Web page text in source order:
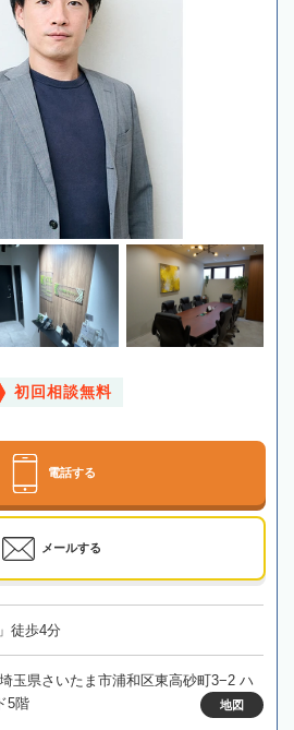
初回相談無料
電話する
メールする
徒歩4分
玉県さいたま市浦和区東高砂町3−2 ハ
5階
地図